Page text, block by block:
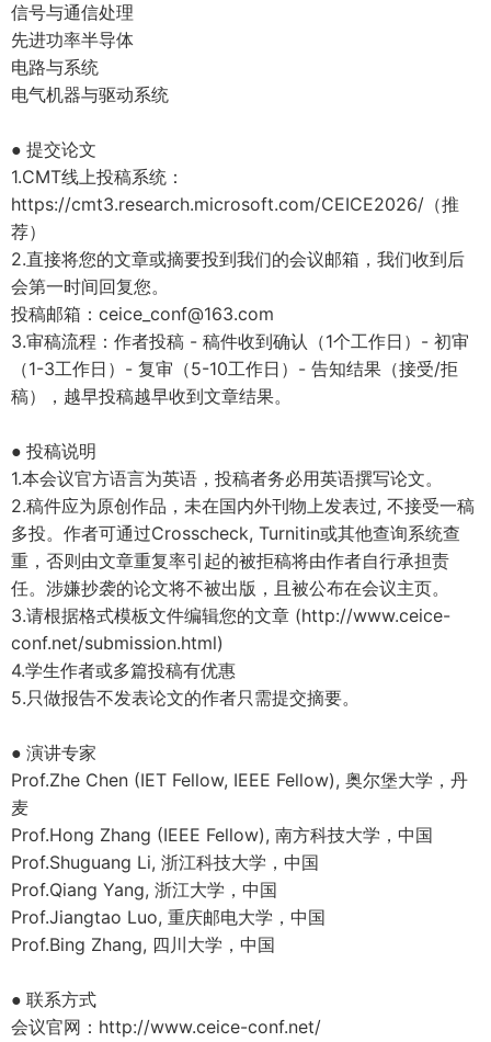
信号与通信处理
先进功率半导体
电路与系统
电气机器与驱动系统
● 提交论文
1.CMT线上投稿系统：
https://cmt3.research.microsoft.com/CEICE2026/（推
荐）
2.直接将您的文章或摘要投到我们的会议邮箱，我们收到后
会第一时间回复您。
投稿邮箱：ceice_conf@163.com
3.审稿流程：作者投稿 - 稿件收到确认（1个工作日） - 初审
（1-3工作日） - 复审（5-10工作日） - 告知结果（接受/拒
稿），越早投稿越早收到文章结果。
● 投稿说明
1.本会议官方语言为英语，投稿者务必用英语撰写论文。
2.稿件应为原创作品，未在国内外刊物上发表过, 不接受一稿
多投。作者可通过Crosscheck, Turnitin或其他查询系统查
重，否则由文章重复率引起的被拒稿将由作者自行承担责
任。涉嫌抄袭的论文将不被出版，且被公布在会议主页。
3.请根据格式模板文件编辑您的文章 (http://www.ceice-
conf.net/submission.html)
4.学生作者或多篇投稿有优惠
5.只做报告不发表论文的作者只需提交摘要。
● 演讲专家
Prof.Zhe Chen (IET Fellow, IEEE Fellow), 奥尔堡大学，丹
麦
Prof.Hong Zhang (IEEE Fellow), 南方科技大学，中国
Prof.Shuguang Li, 浙江科技大学，中国
Prof.Qiang Yang, 浙江大学，中国
Prof.Jiangtao Luo, 重庆邮电大学，中国
Prof.Bing Zhang, 四川大学，中国
● 联系方式
会议官网：http://www.ceice-conf.net/